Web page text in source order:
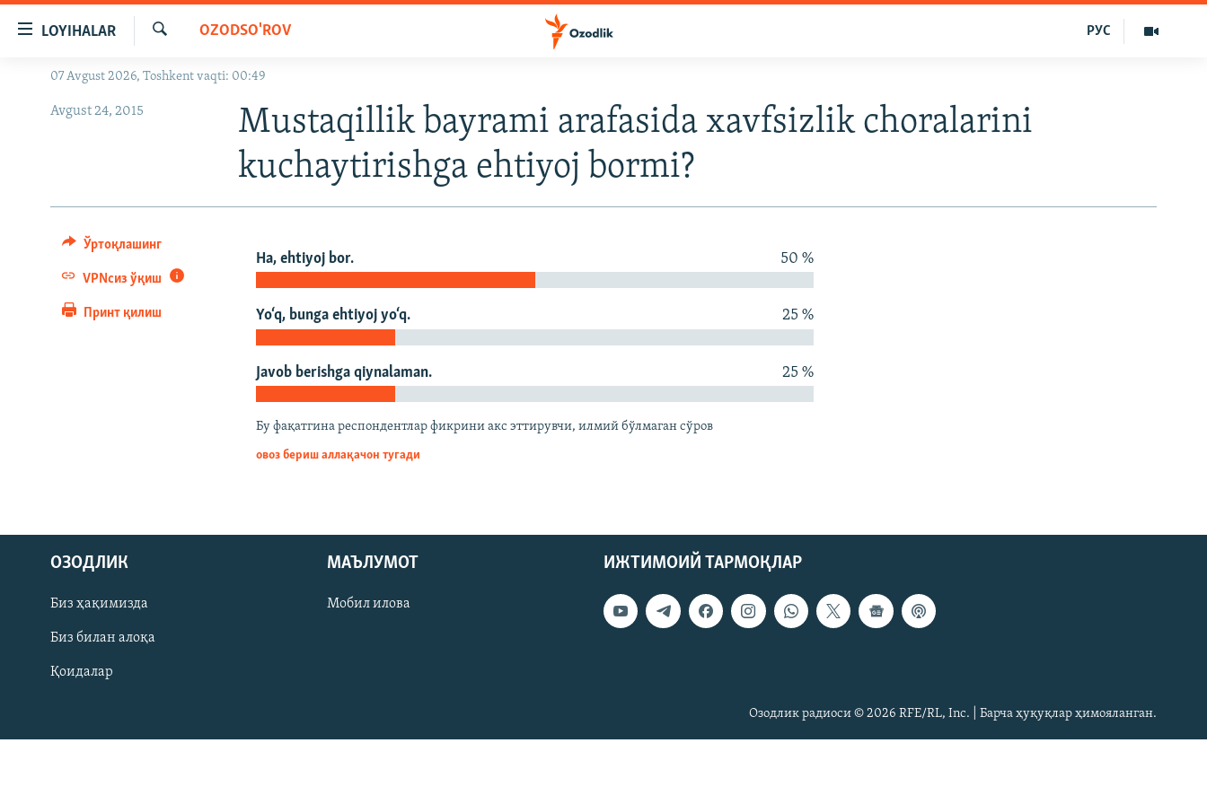
Бош
Асосий
LOYIHALAR
OZODLIK SURISHTIRUVLARI
OZODVIDEO
Излаш
OZODSO'ROV РУС
07 Avgust 2026, Toshkent vaqti: 00:49
Mustaqillik bayrami arafasida xavfsizlik choralarini
kuchaytirishga ehtiyoj bormi?
Avgust 24, 2015
Ўртоқлашинг
VPNсиз ўқиш
Принт қилиш
Ha, ehtiyoj bor. 50 %
Yo‘q, bunga ehtiyoj yo‘q. 25 %
Javob berishga qiynalaman. 25 %
Бу фақатгина респондентлар фикрини акс эттирувчи, илмий бўлмаган сўров
овоз бериш аллақачон тугади
ИЖТИМОИЙ ТАРМОҚЛАР
ОЗОДЛИК
Биз ҳақимизда
Биз билан алоқа
Қоидалар
МАЪЛУМОТ
Мобил илова
Озодлик радиоси © 2026 RFE/RL, Inc. | Барча ҳуқуқлар ҳимояланган.